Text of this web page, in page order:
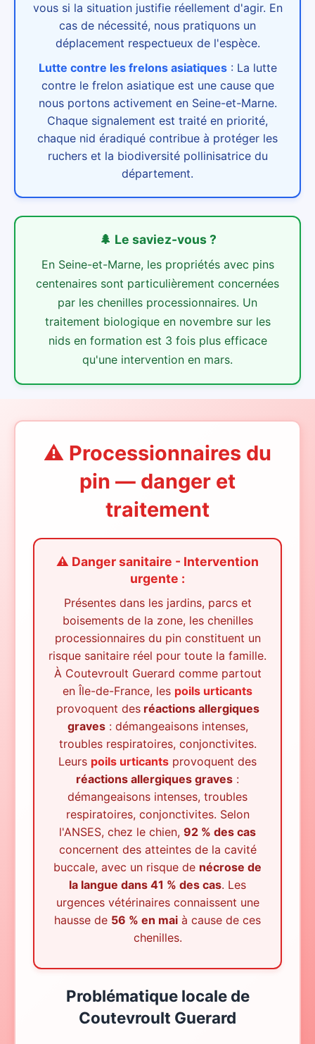
vous si la situation justifie réellement d'agir. En
cas de nécessité, nous pratiquons un
déplacement respectueux de l'espèce.
Lutte contre les frelons asiatiques : La lutte
contre le frelon asiatique est une cause que
nous portons activement en Seine-et-Marne.
Chaque signalement est traité en priorité,
chaque nid éradiqué contribue à protéger les
ruchers et la biodiversité pollinisatrice du
département.
🌲 Le saviez-vous ?
En Seine-et-Marne, les propriétés avec pins
centenaires sont particulièrement concernées
par les chenilles processionnaires. Un
traitement biologique en novembre sur les
nids en formation est 3 fois plus efficace
qu'une intervention en mars.
⚠️ Processionnaires du
pin — danger et
traitement
⚠️ Danger sanitaire - Intervention
urgente :
Présentes dans les jardins, parcs et
boisements de la zone, les chenilles
processionnaires du pin constituent un
risque sanitaire réel pour toute la famille.
À Coutevroult Guerard comme partout
en Île-de-France, les poils urticants
provoquent desréactions allergiques
graves : démangeaisons intenses,
troubles respiratoires, conjonctivites.
Leurs poils urticants provoquent des
réactions allergiques graves :
démangeaisons intenses, troubles
respiratoires, conjonctivites. Selon
l'ANSES, chez le chien, 92 % des cas
concernent des atteintes de la cavité
buccale, avec un risque de nécrose de
la langue dans 41 % des cas. Les
urgences vétérinaires connaissent une
hausse de 56 % en mai à cause de ces
chenilles.
Problématique locale de
Coutevroult Guerard